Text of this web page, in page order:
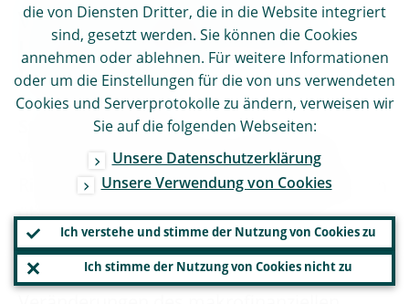
Verantwortungsbewusster
Umgang mit Risiken und solide
Kreditrichtlinien
Strategisches Ziel:Zur Förderung eines
verantwortungsbewussten Umgangs mit
Risiken sollten beaufsichtigte Unternehmen
über solide Kreditrichtlinien verfügen und
eine risikobasierte Preisgestaltung
vornehmen. Dabei sollten sie sich an die
die von Diensten Dritter, die in die Website integriert
sind, gesetzt werden. Sie können die Cookies
annehmen oder ablehnen. Für weitere Informationen
oder um die Einstellungen für die von uns verwendeten
Cookies und Serverprotokolle zu ändern, verweisen wir
Sie auf die folgenden Webseiten:
Unsere Datenschutzerklärung
Unsere Verwendung von Cookies
Ich verstehe und stimme der Nutzung von Cookies zu
Ich stimme der Nutzung von Cookies nicht zu